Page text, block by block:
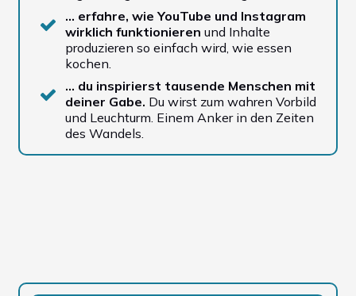
… erfahre, wie YouTube und Instagram
wirklich funktionierenund Inhalte
produzieren so einfach wird, wie essen
kochen.
… du inspirierst tausende Menschen mit
deiner Gabe. Du wirst zum wahren Vorbild
und Leuchturm. Einem Anker in den Zeiten
des Wandels.